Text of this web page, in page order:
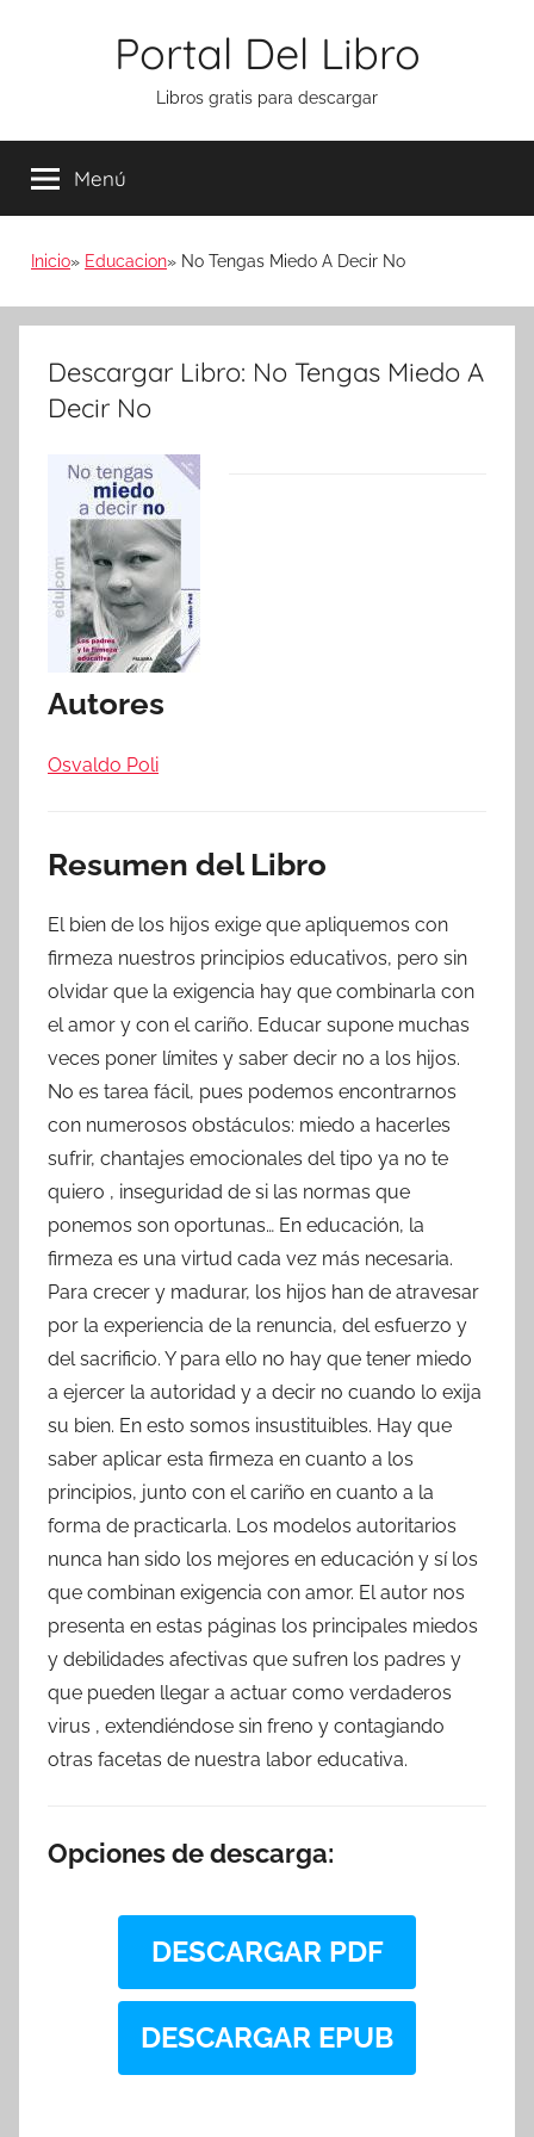
Portal Del Libro
Libros gratis para descargar
Menú
Inicio Educacion No Tengas Miedo A Decir No
Descargar Libro: No Tengas Miedo A
Decir No
Autores
Osvaldo Poli
Resumen del Libro
El bien de los hijos exige que apliquemos con
firmeza nuestros principios educativos, pero sin
olvidar que la exigencia hay que combinarla con
el amor y con el cariño. Educar supone muchas
veces poner límites y saber decir no a los hijos.
No es tarea fácil, pues podemos encontrarnos
con numerosos obstáculos: miedo a hacerles
sufrir, chantajes emocionales del tipo ya no te
quiero , inseguridad de si las normas que
ponemos son oportunas… En educación, la
firmeza es una virtud cada vez más necesaria.
Para crecer y madurar, los hijos han de atravesar
por la experiencia de la renuncia, del esfuerzo y
del sacrificio. Y para ello no hay que tener miedo
a ejercer la autoridad y a decir no cuando lo exija
su bien. En esto somos insustituibles. Hay que
saber aplicar esta firmeza en cuanto a los
principios, junto con el cariño en cuanto a la
forma de practicarla. Los modelos autoritarios
nunca han sido los mejores en educación y sí los
que combinan exigencia con amor. El autor nos
presenta en estas páginas los principales miedos
y debilidades afectivas que sufren los padres y
que pueden llegar a actuar como verdaderos
virus , extendiéndose sin freno y contagiando
otras facetas de nuestra labor educativa.
Opciones de descarga:
DESCARGAR PDF
DESCARGAR EPUB